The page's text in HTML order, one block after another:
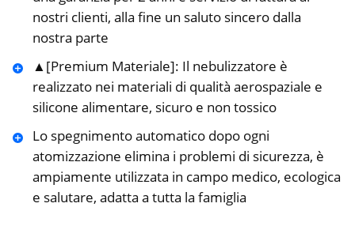
nostri clienti, alla fine un saluto sincero dalla
nostra parte
▲[Premium Materiale]: Il nebulizzatore è
realizzato nei materiali di qualità aerospaziale e
silicone alimentare, sicuro e non tossico
Lo spegnimento automatico dopo ogni
atomizzazione elimina i problemi di sicurezza, è
ampiamente utilizzata in campo medico, ecologica
e salutare, adatta a tutta la famiglia